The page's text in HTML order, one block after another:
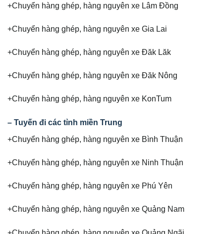
+Chuyển hàng ghép, hàng nguyên xe Lâm Đồng
+Chuyển hàng ghép, hàng nguyên xe Gia Lai
+Chuyển hàng ghép, hàng nguyên xe Đăk Lăk
+Chuyển hàng ghép, hàng nguyên xe Đăk Nông
+Chuyển hàng ghép, hàng nguyên xe KonTum
– Tuyến đi các tỉnh miền Trung
+Chuyển hàng ghép, hàng nguyên xe Bình Thuận
+Chuyển hàng ghép, hàng nguyên xe Ninh Thuận
+Chuyển hàng ghép, hàng nguyên xe Phú Yên
+Chuyển hàng ghép, hàng nguyên xe Quảng Nam